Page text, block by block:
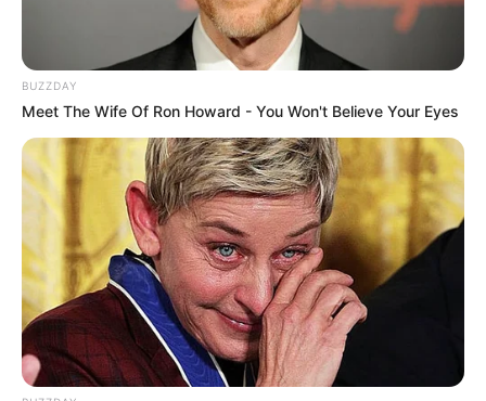
Elo7
BUZZDAY
Meet The Wife Of Ron Howard - You Won't Believe Your Eyes